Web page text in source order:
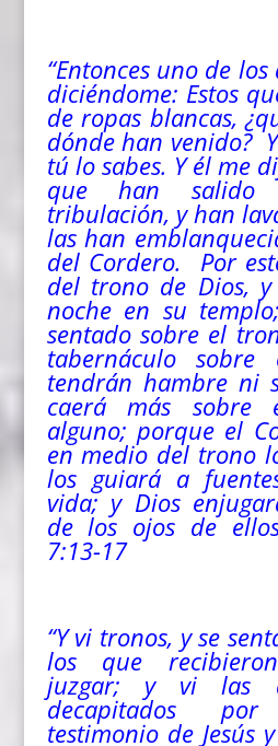
“Entonces uno de
diciéndome: Estos
de ropas blancas,
dónde han venido?
tú lo sabes. Y él me
que han
tribulación, y han
las han
del Cordero. Por
del trono de Dios,
noche en su
sentado sobre el
tabernáculo
tendrán hambre ni
caerá más sobre
alguno; porque el
en medio del trono
los guiará a
vida; y Dios
de los ojos de
7:13-17
“Y vi tronos, y se
los que
juzgar; y vi las
decapitados
testimonio de Jesús